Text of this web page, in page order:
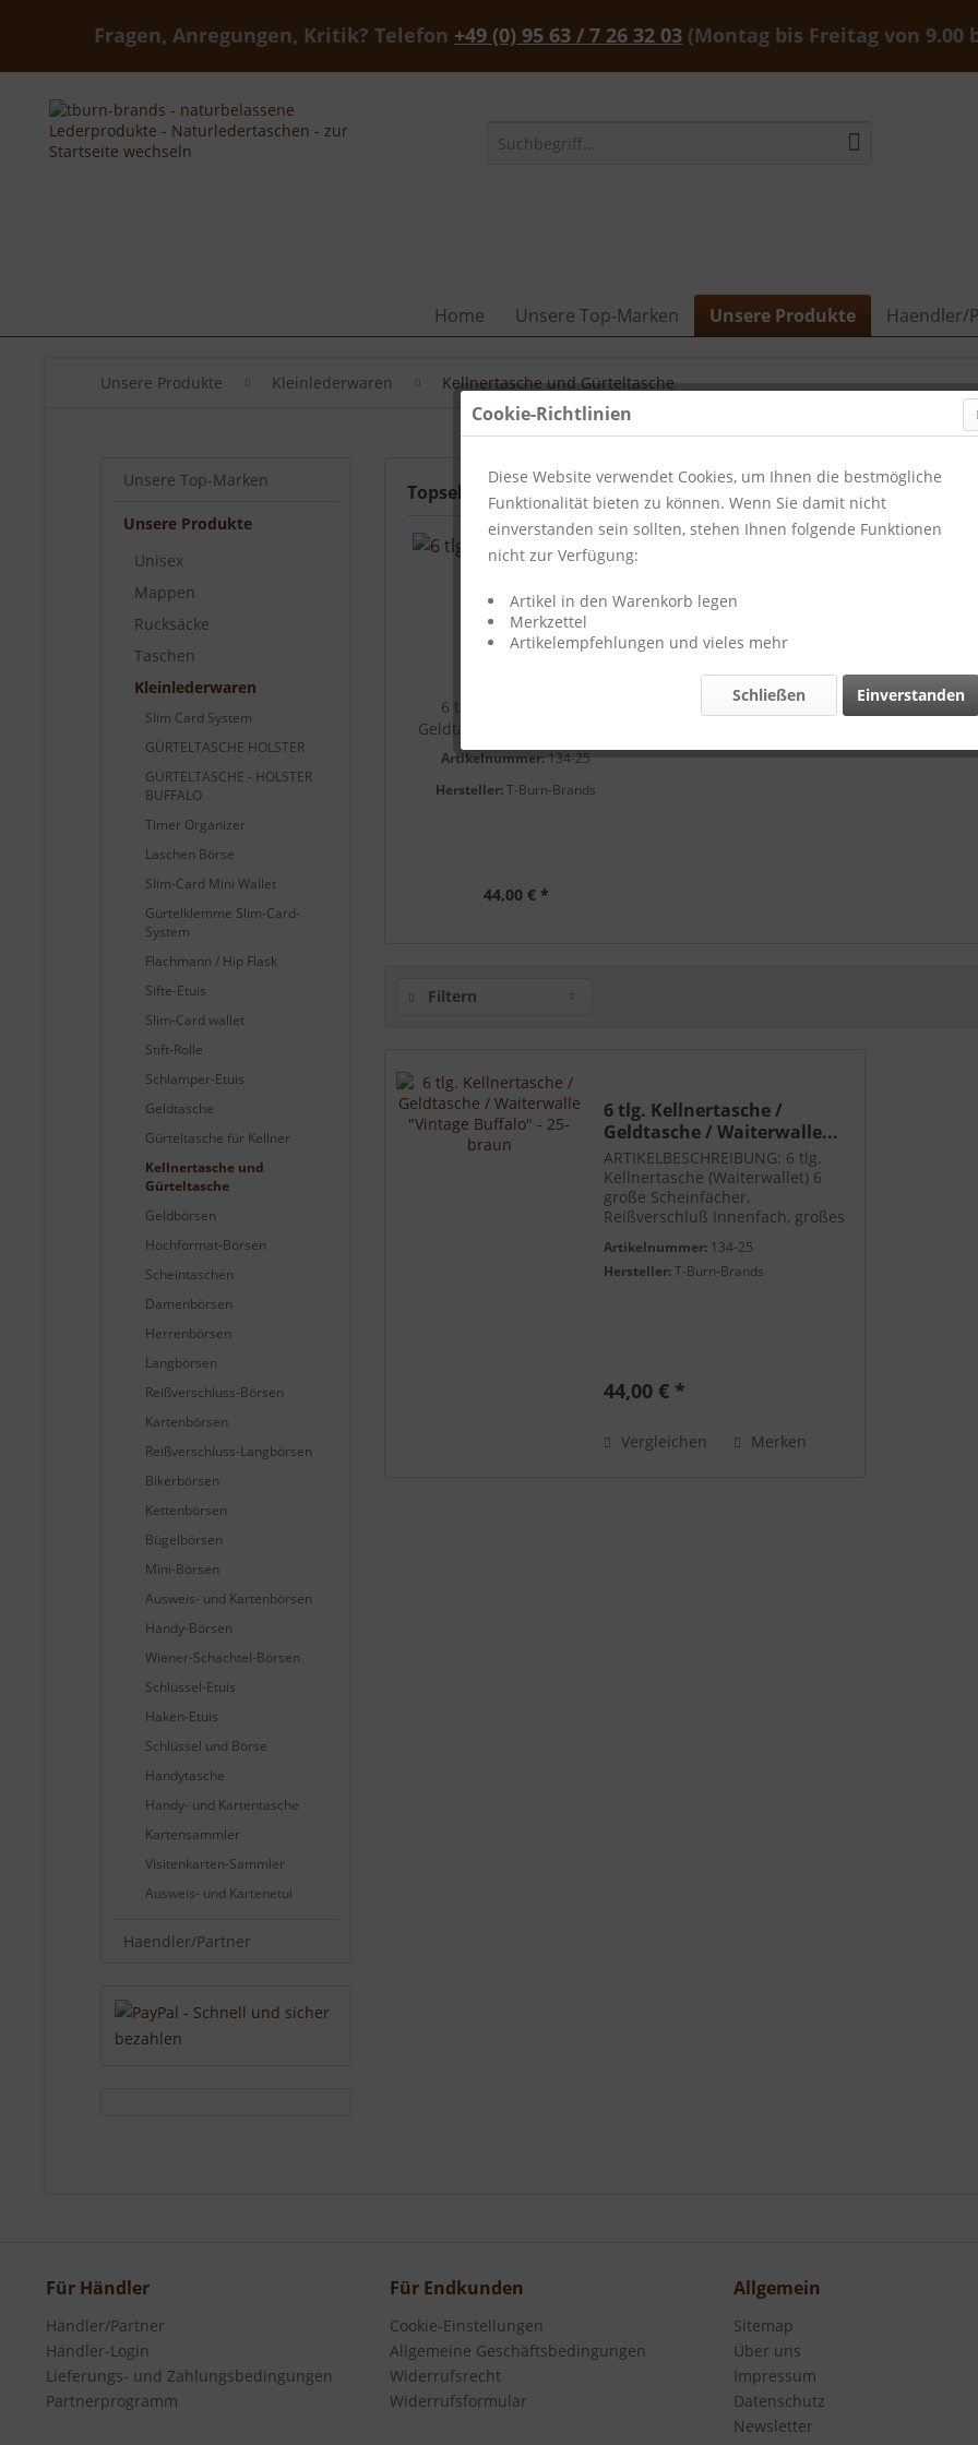
Fragen, Anregungen, Kritik? Telefon +49 (0) 95 63 / 7 26 32 03 (Montag bis Freitag von 9.00
Home Unsere Top-Marken Unsere Produkte Haendler/
Unsere Produkte Kleinlederwaren Kellnertasche und Gürteltasche
Unsere Top-Marken
Unsere Produkte
Unisex
Mappen
Rucksäcke
Taschen
Kleinlederwaren
Slim Card System
GÜRTELTASCHE HOLSTER
GÜRTELTASCHE - HOLSTER
BUFFALO
Timer Organizer
Laschen Börse
Slim-Card Mini Wallet
Gürtelklemme Slim-Card-
System
Flachmann / Hip Flask
Sifte-Etuis
Slim-Card wallet
Stift-Rolle
Schlamper-Etuis
Geldtasche
Gürteltasche für Kellner
Kellnertasche und
Gürteltasche
Geldbörsen
Hochformat-Börsen
Scheintaschen
Damenbörsen
Herrenbörsen
Langbörsen
Reißverschluss-Börsen
Kartenbörsen
Reißverschluss-Langbörsen
Bikerbörsen
Kettenbörsen
Bügelbörsen
Mini-Börsen
Ausweis- und Kartenbörsen
Handy-Börsen
Wiener-Schachtel-Börsen
Schlüssel-Etuis
Haken-Etuis
Schlüssel und Börse
Handytasche
Handy- und Kartentasche
Kartensammler
Visitenkarten-Sammler
Ausweis- und Kartenetui
Haendler/Partner
Topseller
6 tlg. Kellnertasche /
Geldtasche / Waiterwalle...
Artikelnummer: 134-25
Hersteller:T-Burn-Brands
44,00 € *
Filtern
6 tlg. Kellnertasche /
Geldtasche / Waiterwalle...
ARTIKELBESCHREIBUNG: 6 tlg.
Kellnertasche (Waiterwallet) 6
große Scheinfächer,
Reißverschluß Innenfach, großes
verstärkt mit Nylon
Klarsichtüberzug, 3 Pin Lock -
Artikelnummer: 134-25
Hersteller:T-Burn-Brands
44,00 € *
Vergleichen Merken
Für Händler
Händler/Partner
Händler-Login
Lieferungs- und Zahlungsbedingungen
Partnerprogramm
Für Endkunden
Cookie-Einstellungen
Allgemeine Geschäftsbedingungen
Widerrufsrecht
Widerrufsformular
Allgemein
Sitemap
Über uns
Impressum
Datenschutz
Newsletter
Cookie-Richtlinien
Diese Website verwendet Cookies, um Ihnen die bestmögliche
Funktionalität bieten zu können. Wenn Sie damit nicht
einverstanden sein sollten, stehen Ihnen folgende Funktionen
nicht zur Verfügung:
Artikel in den Warenkorb legen
Merkzettel
Artikelempfehlungen und vieles mehr
Einverstanden
Schließen